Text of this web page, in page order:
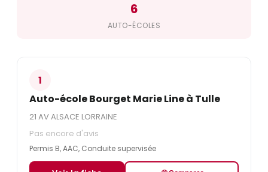
6
AUTO-ÉCOLES
1
Auto-école Bourget Marie Line à Tulle
21 AV ALSACE LORRAINE
Pas encore d'avis
Permis B, AAC, Conduite supervisée